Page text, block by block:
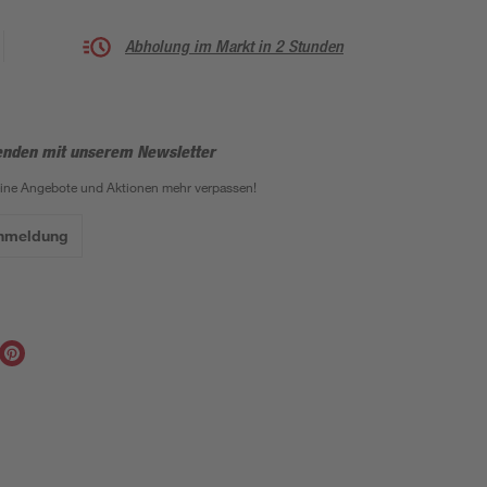
Abholung im Markt in 2 Stunden
mit unserem Newsletter
Angebote und Aktionen mehr verpassen!